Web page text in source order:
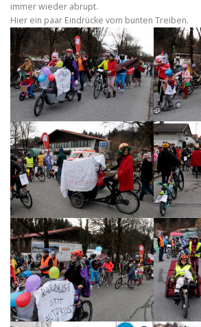
immer wieder abrupt.
Hier ein paar Eindrücke vom bunten Treiben.